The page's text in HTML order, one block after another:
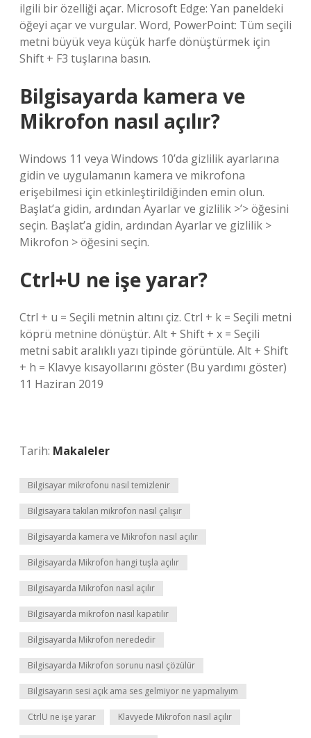
ilgili bir özelliği açar. Microsoft Edge: Yan paneldeki
öğeyi açar ve vurgular. Word, PowerPoint: Tüm seçili
metni büyük veya küçük harfe dönüştürmek için
Shift + F3 tuşlarına basın.
Bilgisayarda kamera ve
Mikrofon nasıl açılır?
Windows 11 veya Windows 10’da gizlilik ayarlarına
gidin ve uygulamanın kamera ve mikrofona
erişebilmesi için etkinleştirildiğinden emin olun.
Başlat’a gidin, ardından Ayarlar ve gizlilik >’> öğesini
seçin. Başlat’a gidin, ardından Ayarlar ve gizlilik >
Mikrofon > öğesini seçin.
Ctrl+U ne işe yarar?
Ctrl + u = Seçili metnin altını çiz. Ctrl + k = Seçili metni
köprü metnine dönüştür. Alt + Shift + x = Seçili
metni sabit aralıklı yazı tipinde görüntüle. Alt + Shift
+ h = Klavye kısayollarını göster (Bu yardımı göster)
11 Haziran 2019
Tarih: Makaleler
Bilgisayar mikrofonu nasıl temizlenir
Bilgisayara takılan mikrofon nasıl çalışır
Bilgisayarda kamera ve Mikrofon nasıl açılır
Bilgisayarda Mikrofon hangi tuşla açılır
Bilgisayarda Mikrofon nasıl açılır
Bilgisayarda mikrofon nasıl kapatılır
Bilgisayarda Mikrofon nerededir
Bilgisayarda Mikrofon sorunu nasıl çözülür
Bilgisayarın sesi açık ama ses gelmiyor ne yapmalıyım
CtrlU ne işe yarar Klavyede Mikrofon nasıl açılır